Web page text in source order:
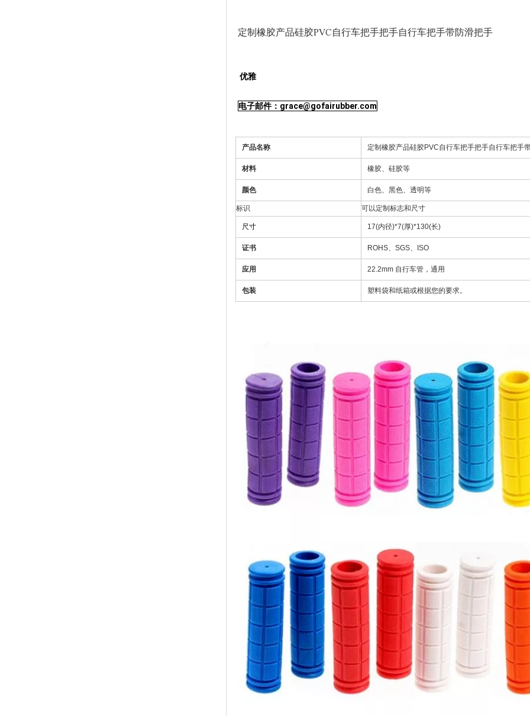
定制橡胶产品硅胶PVC自行车把手把手自行车把手带防滑把手
优雅
电子邮件：grace@gofairubber.com
产品名称 定制橡胶产品硅胶PVC自行车把手把手自行车把手
材料 橡胶、硅胶等
颜色 白色、黑色、透明等
标识 可以定制标志和尺寸
尺寸 17(内径)*7(厚)*130(长)
证书 ROHS、SGS、ISO
应用 22.2mm 自行车管，通用
包装 塑料袋和纸箱或根据您的要求。